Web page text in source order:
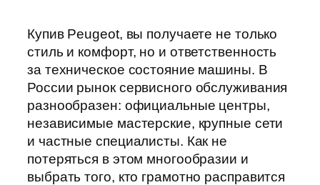
Купив Peugeot, вы получаете не только
стиль и комфорт, но и ответственность
за техническое состояние машины. В
России рынок сервисного обслуживания
разнообразен: официальные центры,
независимые мастерские, крупные сети
и частные специалисты. Как не
потеряться в этом многообразии и
выбрать того, кто грамотно расправится